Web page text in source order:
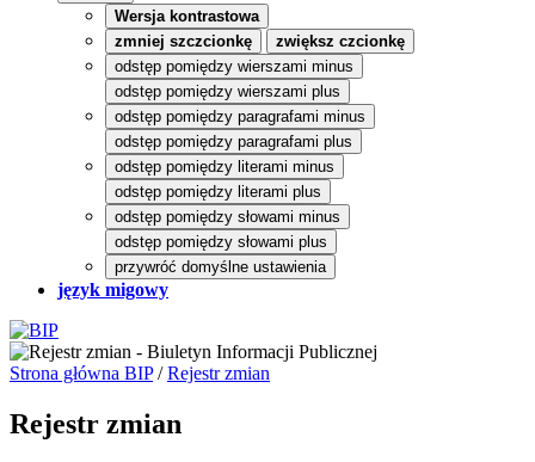
Wersja kontrastowa
zmniej szczcionkę
zwiększ czcionkę
odstęp pomiędzy wierszami minus
odstęp pomiędzy wierszami plus
odstęp pomiędzy paragrafami minus
odstęp pomiędzy paragrafami plus
odstęp pomiędzy literami minus
odstęp pomiędzy literami plus
odstęp pomiędzy słowami minus
odstęp pomiędzy słowami plus
przywróć domyślne ustawienia
język migowy
Strona główna BIP/Rejestr zmian
Rejestr zmian